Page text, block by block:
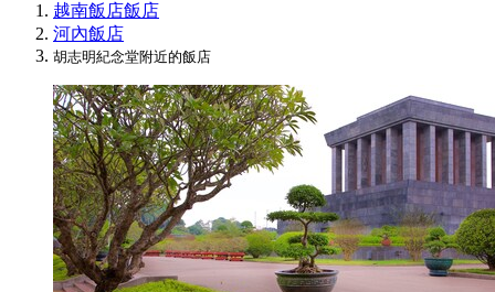
越南飯店飯店
河內飯店
胡志明紀念堂附近的飯店